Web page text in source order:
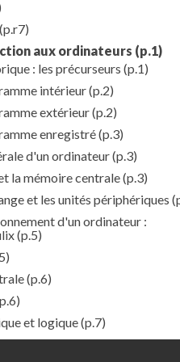
(p.r7)
aux ordinateurs (p.1)
: les précurseurs (p.1)
intérieur(p.2)
extérieur(p.2)
enregistré(p.3)
d'un ordinateur(p.3)
la mémoire centrale(p.3)
et les unités périphériques
d'un ordinateur :
(p.5)
(p.6)
et logique(p.7)
(p.8)